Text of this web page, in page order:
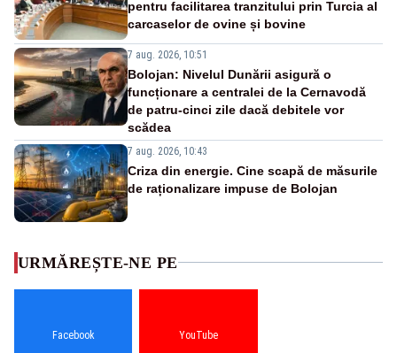
pentru facilitarea tranzitului prin Turcia al
carcaselor de ovine și bovine
7 aug. 2026, 10:51
Bolojan: Nivelul Dunării asigură o
funcționare a centralei de la Cernavodă
de patru-cinci zile dacă debitele vor
scădea
7 aug. 2026, 10:43
Criza din energie. Cine scapă de măsurile
de raționalizare impuse de Bolojan
URMĂREȘTE-NE PE
Facebook YouTube